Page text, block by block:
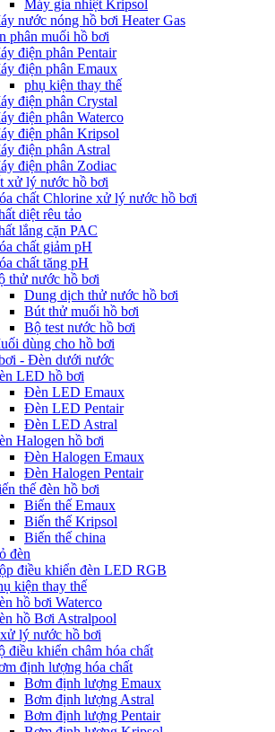
Máy gia nhiệt Kripsol
nước nóng hồ bơi Heater Gas
phân muối hồ bơi
điện phân Pentair
điện phân Emaux
phụ kiện thay thế
điện phân Crystal
điện phân Waterco
điện phân Kripsol
điện phân Astral
điện phân Zodiac
xử lý nước hồ bơi
chất Chlorine xử lý nước hồ bơi
diệt rêu tảo
lắng cặn PAC
chất giảm pH
chất tăng pH
thử nước hồ bơi
Dung dịch thử nước hồ bơi
Bút thử muối hồ bơi
Bộ test nước hồ bơi
dùng cho hồ bơi
- Đèn dưới nước
LED hồ bơi
Đèn LED Emaux
Đèn LED Pentair
Đèn LED Astral
Halogen hồ bơi
Đèn Halogen Emaux
Đèn Halogen Pentair
thế đèn hồ bơi
Biến thế Emaux
Biến thế Kripsol
Biến thế china
đèn
điều khiển đèn LED RGB
kiện thay thế
hồ bơi Waterco
hồ Bơi Astralpool
lý nước hồ bơi
điều khiển châm hóa chất
định lượng hóa chất
Bơm định lượng Emaux
Bơm định lượng Astral
Bơm định lượng Pentair